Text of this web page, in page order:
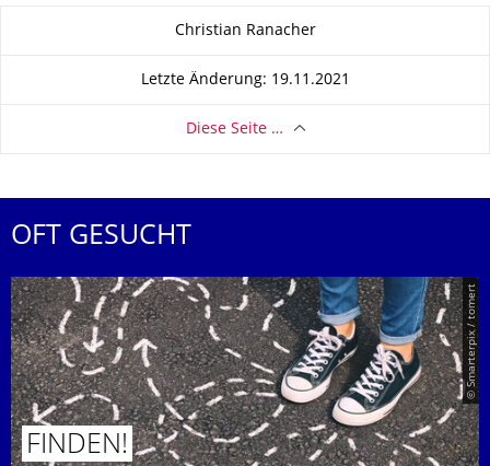
Christian Ranacher
Letzte Änderung: 19.11.2021
Diese Seite …
OFT GESUCHT
© Smarterpix / tomert
FINDEN!